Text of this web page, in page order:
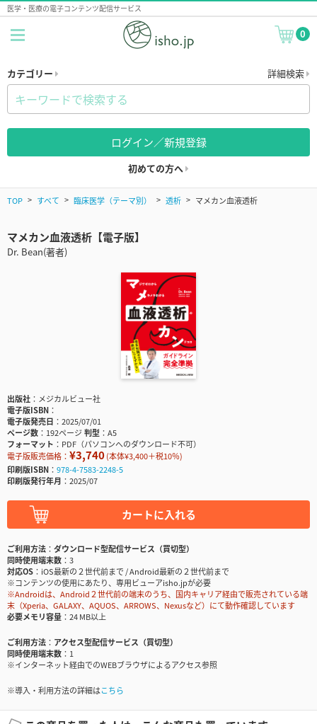
医学・医療の電子コンテンツ配信サービス
0
カテゴリー 詳細検索
ログイン／新規登録
初めての方へ
TOP すべて 臨床医学（テーマ別） 透析 マメカン血液透析
マメカン血液透析【電子版】
Dr. Bean(著者)
出版社
メジカルビュー社
電子版ISBN
電子版発売日
2025/07/01
ページ数
192ページ判型
A5
フォーマット
PDF（パソコンへのダウンロード不可）
電子版販売価格： ¥3,740(本体¥3,400＋税10％)
印刷版ISBN
978-4-7583-2248-5
印刷版発行年月
2025/07
カートに入れる
ご利用方法
ダウンロード型配信サービス（買切型）
同時使用端末数
3
対応OS
iOS最新の２世代前まで / Android最新の２世代前まで
※コンテンツの使用にあたり、専用ビューアisho.jpが必要
※Androidは、Android２世代前の端末のうち、国内キャリア経由で販売されている端
末（Xperia、GALAXY、AQUOS、ARROWS、Nexusなど）にて動作確認しています
必要メモリ容量
24 MB以上
ご利用方法
アクセス型配信サービス（買切型）
同時使用端末数
1
※インターネット経由でのWEBブラウザによるアクセス参照
※導入・利用方法の詳細はこちら